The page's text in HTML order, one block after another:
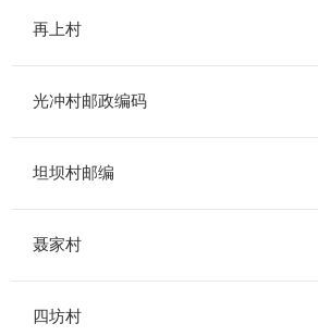
再上村
光冲村邮政编码
坦坝村邮编
聂家村
四坊村